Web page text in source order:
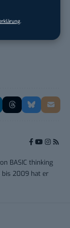
BASIC thinking
bis 2009 hat er